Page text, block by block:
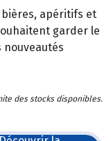
apéritifs et
garder le
nouveautés
des stocks disponibles.